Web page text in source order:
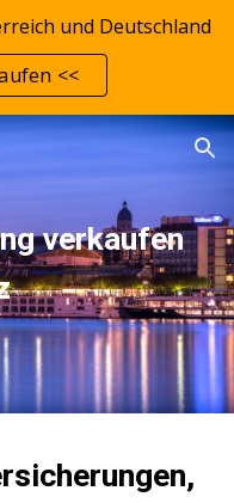
und Deutschland
<<
verkaufen